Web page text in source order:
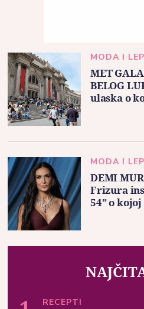
MODA I
MET
BELOG
ulaska o
MODA I
DEMI
Frizura
54” o
RECEPTI